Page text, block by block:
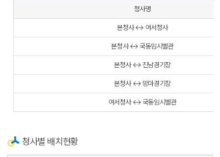
청사명
본청사 ↔ 여서청사
본청사 ↔ 국동임시별관
본청사 ↔ 진남경기장
본청사 ↔ 망마경기장
여서청사 ↔ 국동임시별관
청사별 배치현황